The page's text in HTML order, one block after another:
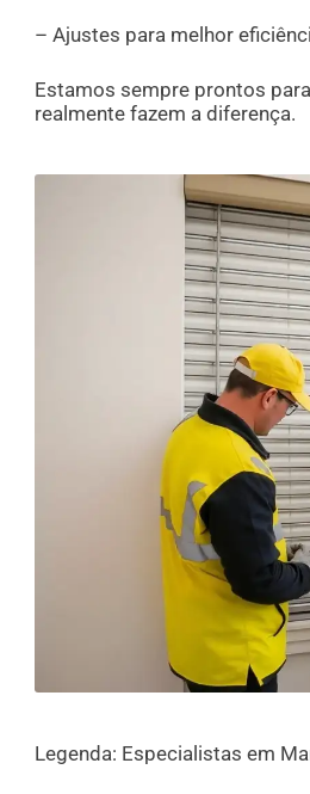
– Ajustes para melhor
Estamos sempre prontos
realmente fazem a diferença.
Legenda: Especialistas em